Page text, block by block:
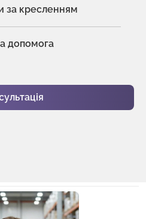
за кресленням
допомога